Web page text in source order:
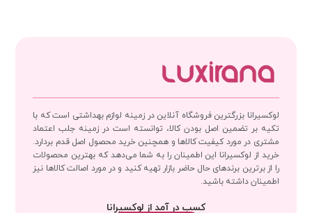
لوکسیرانا بزرگترین فروشگاه آنلاین در زمینه لوازم بهداشتی است که با
تکیه بر تضمین اصل بودن کالا، توانسته است در زمینه جلب اعتماد
مشتری در مورد کیفیت کالاها و همچنین خرید محصول اصل قدم بردارد.
خرید از لوکسیرانا این اطمینان را به شما می‌دهد که بهترین محصولات
را از برترین برندهای حال حاضر بازار تهیه کنید و در مورد اصالت کالاها نیز
اطمینان داشته باشید.
کسب در آمد از لوکسیرانا